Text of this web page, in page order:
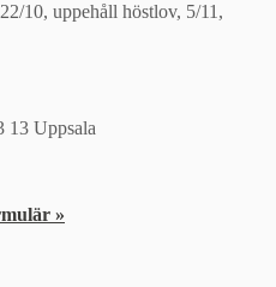
10, uppehåll höstlov, 5/11,
13 Uppsala
»